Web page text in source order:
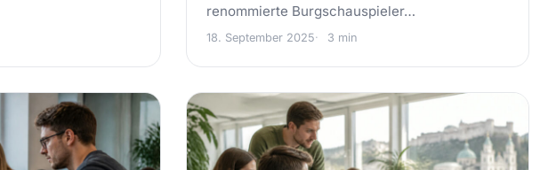
renommierte Burgschauspieler…
18. September 2025 3 min